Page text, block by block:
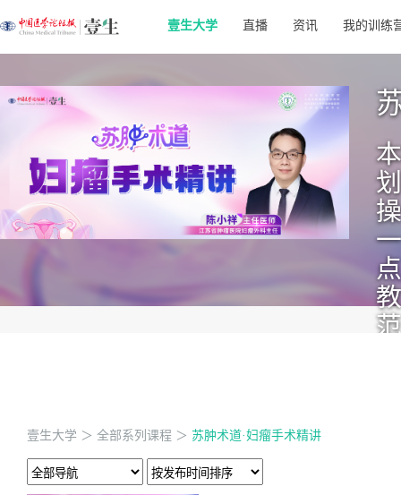
壹生大学 直播 资讯 我的训练
壹生大学 ＞ 全部系列课程 ＞ 苏肿术道·妇瘤手术精讲